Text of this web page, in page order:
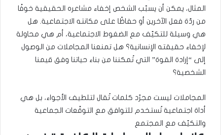
المثال، يمكن أن يسبّب الشخص إخفاء مشاعره الحقيقية خوفًا
من ردّة فعل الآخرين أو حفاظًا على مكانته الاجتماعية. هل
هي وسيلة للتكيّف مع الضغوط الاجتماعية، أم هي محاولة
لإخفاء حقيقته الإنسانية؟ هل تمنعنا المجاملات من الوصول
إلى “إرادة القوة” التي تُمكننا من بناء حياتنا وفق قيمنا
الشخصية؟
المجاملات ليست مجرّد كلمات تُقال لتلطيف الأجواء، بل هي
أداة اجتماعية تُستخدم للتوافق مع التوقّعات الجماعية
والتكيّف مع المجتمع